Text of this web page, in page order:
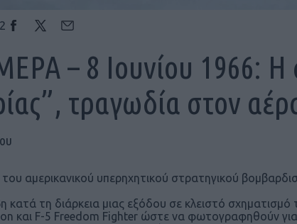
2
– 8 Ιουνίου 1966: Η
τραγωδία στον
αμερικανικού υπερηχητικού στρατηγικού
κατά τη διάρκεια μιας εξόδου σε κλειστό
και F-5 Freedom Fighter ώστε να φωτογραφηθούν